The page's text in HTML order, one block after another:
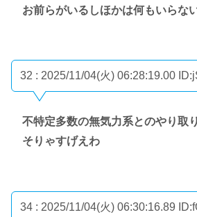
お前らがいるしほかは何もいらな
32 : 2025/11/04(火) 06:28:19.00
不特定多数の無気力系とのやり取
そりゃすげえわ
34 : 2025/11/04(火) 06:30:16.89